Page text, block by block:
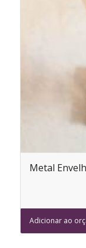
Metal
Adicionar ao